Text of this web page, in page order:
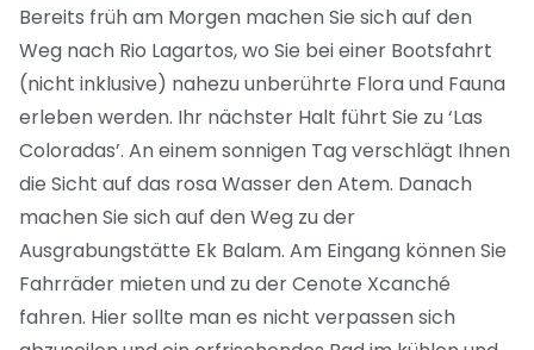
Bereits früh am Morgen machen Sie sich auf den
Weg nach Rio Lagartos, wo Sie bei einer Bootsfahrt
(nicht inklusive) nahezu unberührte Flora und Fauna
erleben werden. Ihr nächster Halt führt Sie zu ‘Las
Coloradas’. An einem sonnigen Tag verschlägt Ihnen
die Sicht auf das rosa Wasser den Atem. Danach
machen Sie sich auf den Weg zu der
Ausgrabungstätte Ek Balam. Am Eingang können Sie
Fahrräder mieten und zu der Cenote Xcanché
fahren. Hier sollte man es nicht verpassen sich